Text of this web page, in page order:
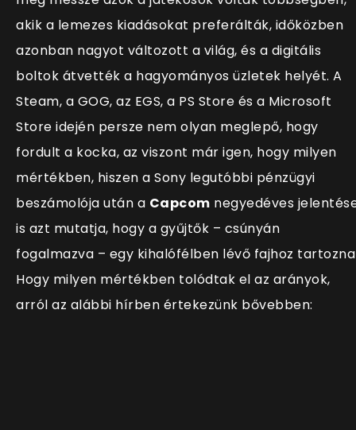
akik a lemezes kiadásokat preferálták, időközben
azonban nagyot változott a világ, és a digitális
boltok átvették a hagyományos üzletek helyét. A
Steam, a GOG, az EGS, a PS Store és a Microsoft
Store idején persze nem olyan meglepő, hogy
fordult a kocka, az viszont már igen, hogy milyen
mértékben, hiszen a Sony legutóbbi pénzügyi
beszámolója után a Capcom negyedéves
is azt mutatja, hogy a gyűjtők – csúnyán
fogalmazva – egy kihalófélben lévő fajhoz
Hogy milyen mértékben tolódtak el az arányok,
arról az alábbi hírben értekezünk bővebben: